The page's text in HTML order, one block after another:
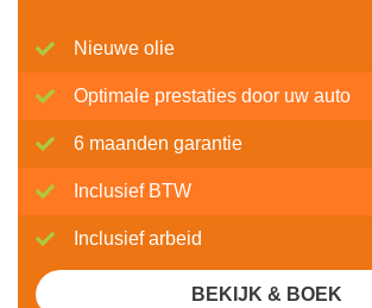
Nieuwe olie
Optimale prestaties door uw auto
6 maanden garantie
Inclusief BTW
Inclusief arbeid
BEKIJK & BOEK